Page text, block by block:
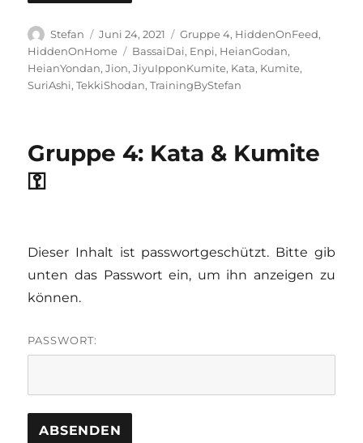
Autor
Stefan
Veröffentlicht
am
Juni 24, 2021 Kategorien
Gruppe 4, HiddenOnFeed,
HiddenOnHome
Schlagwörter
BassaiDai, Enpi, HeianGodan,
HeianYondan,Jion,JiyuIpponKumite, Kata, Kumite,
SuriAshi,TekkiShodan,TrainingByStefan
Gruppe 4: Kata & Kumite
⚿
Dieser Inhalt ist passwortgeschützt. Bitte gib
unten das Passwort ein, um ihn anzeigen zu
können.
PASSWORT: